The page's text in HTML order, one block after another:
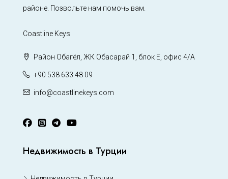
районе. Позвольте нам помочь вам.
Coastline Keys
Район Обагёл, ЖК Обасарай 1, блок Е, офис 4/А
+90 538 633 48 09
info@coastlinekeys.com
Недвижимость в Турции